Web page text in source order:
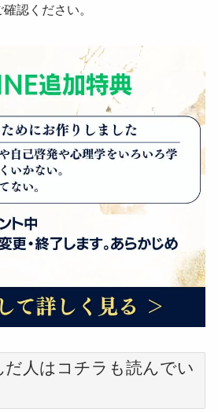
認ください。
だ人はコチラも読んでい